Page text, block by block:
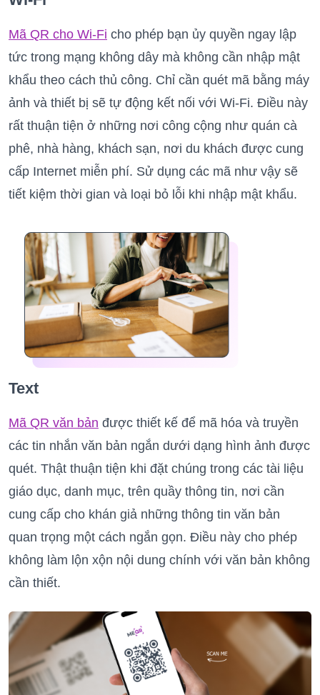
Mã QR cho Wi-Fi cho phép bạn ủy quyền ngay lập
tức trong mạng không dây mà không cần nhập mật
khẩu theo cách thủ công. Chỉ cần quét mã bằng máy
ảnh và thiết bị sẽ tự động kết nối với Wi-Fi. Điều này
rất thuận tiện ở những nơi công cộng như quán cà
phê, nhà hàng, khách sạn, nơi du khách được cung
cấp Internet miễn phí. Sử dụng các mã như vậy sẽ
tiết kiệm thời gian và loại bỏ lỗi khi nhập mật khẩu.
Text
Mã QR văn bản được thiết kế để mã hóa và truyền
các tin nhắn văn bản ngắn dưới dạng hình ảnh được
quét. Thật thuận tiện khi đặt chúng trong các tài liệu
giáo dục, danh mục, trên quầy thông tin, nơi cần
cung cấp cho khán giả những thông tin văn bản
quan trọng một cách ngắn gọn. Điều này cho phép
không làm lộn xộn nội dung chính với văn bản không
cần thiết.